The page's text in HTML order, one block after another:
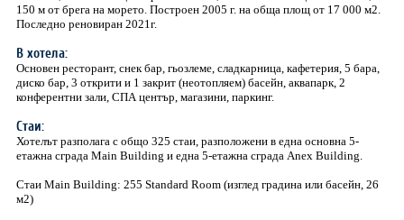
150 м от брега на морето. Построен 2005 г. на обща площ от 17 000 м2.
Последно реновиран 2021г.
В хотела:
Основен ресторант, снек бар, гьозлеме, сладкарница, кафетерия, 5 бара,
диско бар, 3 открити и 1 закрит (неотопляем) басейн, аквапарк, 2
конферентни зали, СПА център, магазини, паркинг.
Стаи:
Хотелът разполага с общо 325 стаи, разположени в една основна 5-
етажна сграда Main Building и една 5-етажна сграда Anex Building.
Стаи Main Building: 255 Standard Room (изглед градина или басейн, 26
м2)